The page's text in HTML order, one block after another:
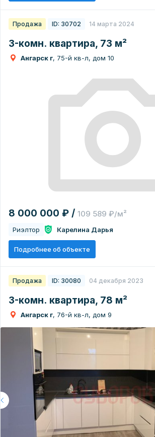
Продажа ID: 30702 14 марта 2024
3-комн. квартира, 73 м²
Ангарск г, 75-й кв-л, дом 10
8 000 000 ₽ / 109 589 ₽/м²
Риэлтор Карелина Дарья
Подробнее об объекте
Продажа ID: 30080 04 декабря 2023
3-комн. квартира, 78 м²
Ангарск г, 76-й кв-л, дом 9